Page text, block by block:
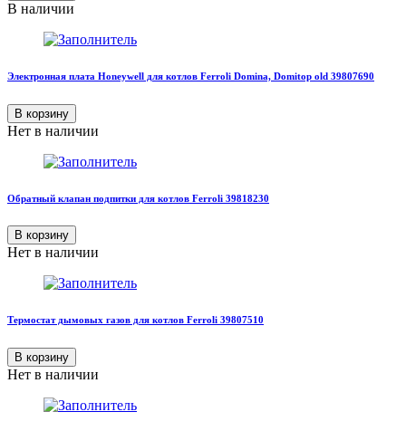
В наличии
Электронная плата Honeywell для котлов Ferroli Domina, Domitop old 39807690
В корзину
Нет в наличии
Обратный клапан подпитки для котлов Ferroli 39818230
В корзину
Нет в наличии
Термостат дымовых газов для котлов Ferroli 39807510
В корзину
Нет в наличии